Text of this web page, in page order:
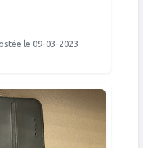
le 09-03-2023